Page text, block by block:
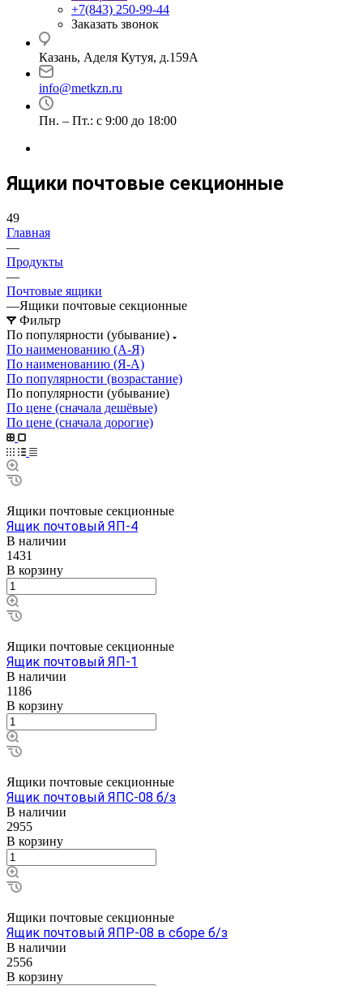
+7(843) 250-99-44
Заказать звонок
Казань, Аделя Кутуя, д.159А
info@metkzn.ru
Пн. – Пт.: с 9:00 до 18:00
Ящики почтовые секционные
49
Главная
—
Продукты
—
Почтовые ящики
—Ящики почтовые секционные
Фильтр
По популярности (убывание)
По наименованию (А-Я)
По наименованию (Я-А)
По популярности (возрастание)
По популярности (убывание)
По цене (сначала дешёвые)
По цене (сначала дорогие)
Ящики почтовые секционные
Ящик почтовый ЯП-4
В наличии
1431
В корзину
Ящики почтовые секционные
Ящик почтовый ЯП-1
В наличии
1186
В корзину
Ящики почтовые секционные
Ящик почтовый ЯПС-08 б/з
В наличии
2955
В корзину
Ящики почтовые секционные
Ящик почтовый ЯПР-08 в сборе б/з
В наличии
2556
В корзину